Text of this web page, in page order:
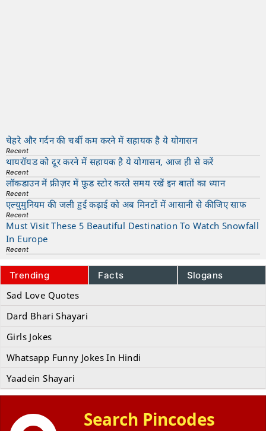
चेहरे और गर्दन की चर्बी कम करने में सहायक है ये योगासन
Recent
थायरॉयड को दूर करने में सहायक है ये योगासन, आज ही से करें
Recent
लॉकडाउन में फ्रीज़र में फ़ूड स्टोर करते समय रखें इन बातों का ध्यान
Recent
एल्युमुनियम की जली हुई कढ़ाई को अब मिनटों में आसानी से कीजिए साफ
Recent
Must Visit These 5 Beautiful Destination To Watch Snowfall
In Europe
Recent
Trending Facts Slogans
Sad Love Quotes
Dard Bhari Shayari
Girls Jokes
Whatsapp Funny Jokes In Hindi
Yaadein Shayari
Search Pincodes